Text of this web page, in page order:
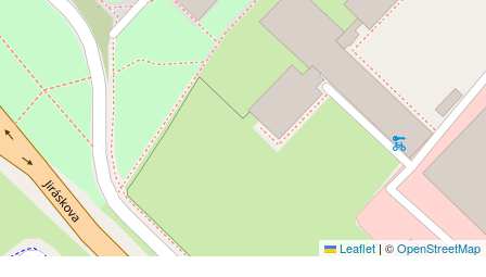
Leaflet | ©OpenStreetMap